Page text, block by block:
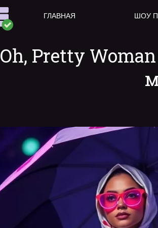
ГЛАВНАЯ ШОУ
Oh, Pretty